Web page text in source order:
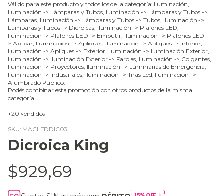
Válido para este producto y todos los de la categoría: Iluminación,
Iluminación -> Lámparas y Tubos, Iluminación -> Lámparas y Tubos ->
Lámparas, Iluminación -> Lámparas y Tubos -> Tubos, Iluminación ->
Lámparas y Tubos -> Dicroicas, Iluminación -> Plafones LED,
Iluminación -> Plafones LED -> Embutir, Iluminación -> Plafones LED -
> Aplicar, Iluminación -> Apliques, Iluminación -> Apliques -> Interior,
Iluminación -> Apliques -> Exterior, Iluminación -> Iluminación Exterior,
Iluminación -> Iluminación Exterior -> Faroles, Iluminación -> Colgantes,
Iluminación -> Proyectores, Iluminación -> Luminarias de Emergencia,
Iluminación -> Industriales, Iluminación -> Tiras Led, Iluminación ->
Alumbrado Público.
Podés combinar esta promoción con otros productos de la misma
categoría.
+20 vendidos
SKU: MACLEDDIC03
Dicroica King
$929,69